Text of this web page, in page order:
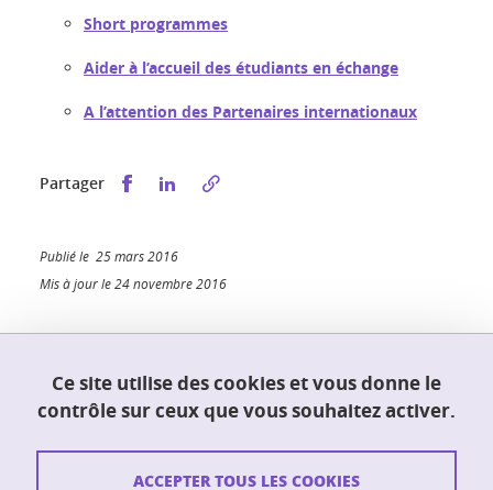
Short programmes
Aider à l’accueil des étudiants en échange
A l’attention des Partenaires internationaux
Partager Partager sur Facebook
Partager sur LinkedIn
Publié le 25 mars 2016
Mis à jour le 24 novembre 2016
UFR PhITEM (Physique, Ingénierie, Terre,
Environnement, Mécanique)
38400 Saint-Martin-d'Hères
Ce site utilise des cookies et vous donne le
contrôle sur ceux que vous souhaitez activer.
ACCEPTER TOUS LES COOKIES